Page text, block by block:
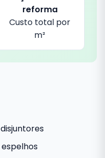
reforma
Custo total por
m²